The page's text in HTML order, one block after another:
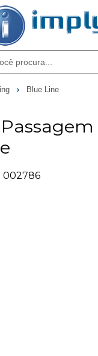
Blue Line
002786